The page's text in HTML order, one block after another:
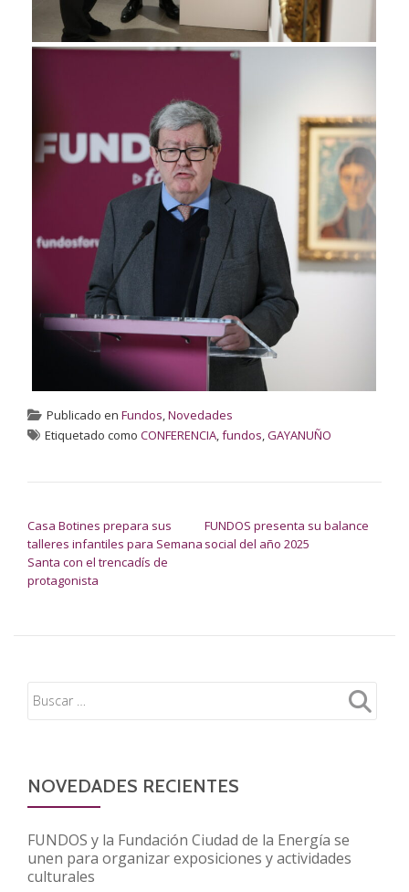
Publicado en Fundos,Novedades
Etiquetado como CONFERENCIA,fundos,GAYANUÑO
Casa Botines prepara sus
talleres infantiles para Semana
Santa con el trencadís de
protagonista
FUNDOS presenta su balance
social del año 2025
NOVEDADES RECIENTES
FUNDOS y la Fundación Ciudad de la Energía se
unen para organizar exposiciones y actividades
culturales